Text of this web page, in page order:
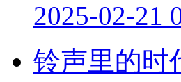
2025-02-21
铃声里的时